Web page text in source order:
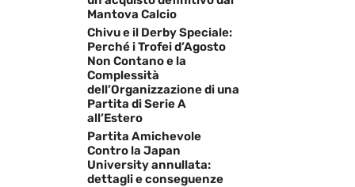
Mantova Calcio
Chivu e il Derby Speciale:
Perché i Trofei d’Agosto
Non Contano e la
Complessità
dell’Organizzazione di una
Partita di Serie A
all’Estero
Partita Amichevole
Contro la Japan
University annullata:
dettagli e conseguenze